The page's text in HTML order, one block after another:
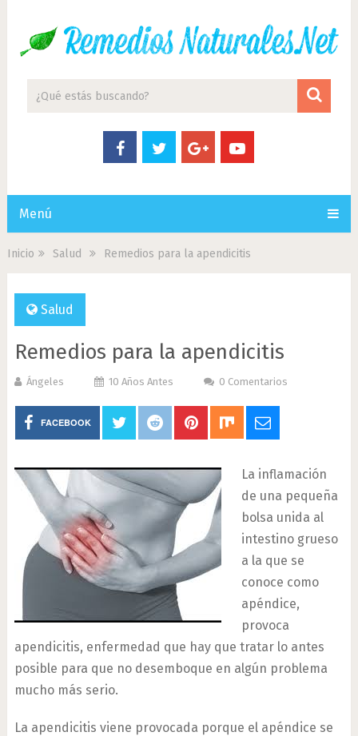
Menú
Inicio Salud Remedios para la apendicitis
Salud
Remedios para la apendicitis
Ángeles 10 Años Antes 0 Comentarios
FACEBOOK
La inflamación
de una pequeña
bolsa unida al
intestino grueso
a la que se
conoce como
apéndice,
provoca
apendicitis, enfermedad que hay que tratar lo antes
posible para que no desemboque en algún problema
mucho más serio.
La apendicitis viene provocada porque el apéndice se